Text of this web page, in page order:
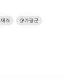
재즈 가평군